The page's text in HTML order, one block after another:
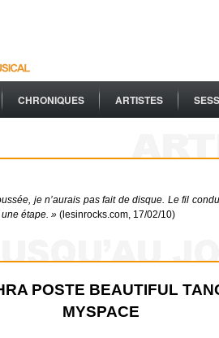
CHRONIQUES ARTISTES
je n’aurais pas fait de disque. Le fil
une étape. » (lesinrocks.com, 17/02/10)
POSTE BEAUTIFUL
MYSPACE